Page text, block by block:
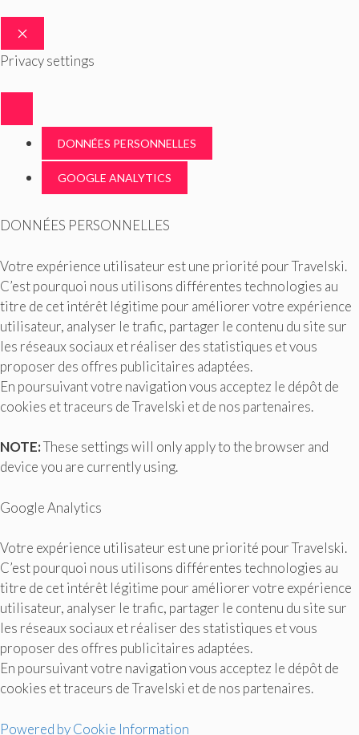
FERMER
Privacy settings
DONNÉES PERSONNELLES
GOOGLE ANALYTICS
DONNÉES PERSONNELLES
Votre expérience utilisateur est une priorité pour Travelski.
C’est pourquoi nous utilisons différentes technologies au
titre de cet intérêt légitime pour améliorer votre expérience
utilisateur, analyser le trafic, partager le contenu du site sur
les réseaux sociaux et réaliser des statistiques et vous
proposer des offres publicitaires adaptées.
En poursuivant votre navigation vous acceptez le dépôt de
cookies et traceurs de Travelski et de nos partenaires.
NOTE:These settings will only apply to the browser and
device you are currently using.
Google Analytics
Votre expérience utilisateur est une priorité pour Travelski.
C’est pourquoi nous utilisons différentes technologies au
titre de cet intérêt légitime pour améliorer votre expérience
utilisateur, analyser le trafic, partager le contenu du site sur
les réseaux sociaux et réaliser des statistiques et vous
proposer des offres publicitaires adaptées.
En poursuivant votre navigation vous acceptez le dépôt de
cookies et traceurs de Travelski et de nos partenaires.
Powered by Cookie Information